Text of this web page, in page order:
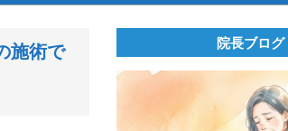
施術で
院長ブログ